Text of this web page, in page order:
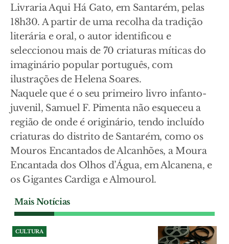
Livraria Aqui Há Gato, em Santarém, pelas
18h30. A partir de uma recolha da tradição
literária e oral, o autor identificou e
seleccionou mais de 70 criaturas míticas do
imaginário popular português, com
ilustrações de Helena Soares.
Naquele que é o seu primeiro livro infanto-
juvenil, Samuel F. Pimenta não esqueceu a
região de onde é originário, tendo incluído
criaturas do distrito de Santarém, como os
Mouros Encantados de Alcanhões, a Moura
Encantada dos Olhos d’Água, em Alcanena, e
os Gigantes Cardiga e Almourol.
Mais Notícias
CULTURA